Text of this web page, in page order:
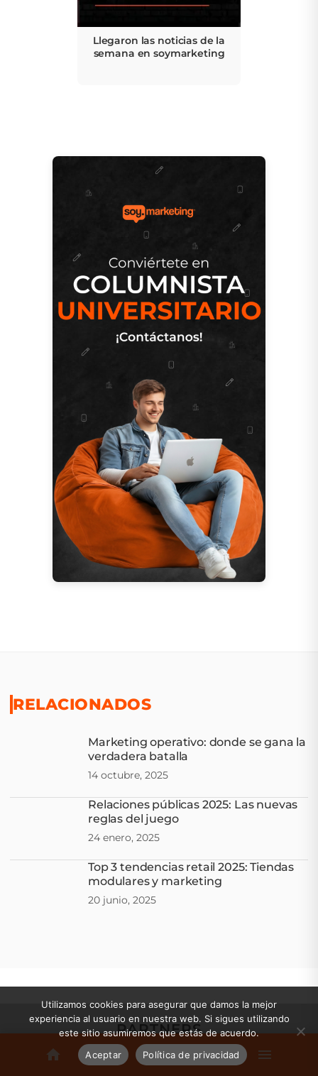
Llegaron las noticias de la
semana en soymarketing
RELACIONADOS
Marketing operativo: donde se gana la
verdadera batalla
14 octubre, 2025
Relaciones públicas 2025: Las nuevas
reglas del juego
24 enero, 2025
Top 3 tendencias retail 2025: Tiendas
modulares y marketing
20 junio, 2025
PARTNERS
Utilizamos cookies para asegurar que damos la mejor
experiencia al usuario en nuestra web. Si sigues utilizando
este sitio asumiremos que estás de acuerdo.
Aceptar
Política de privacidad